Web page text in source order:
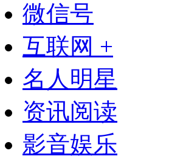
微信号
互联网 +
名人明星
资讯阅读
影音娱乐